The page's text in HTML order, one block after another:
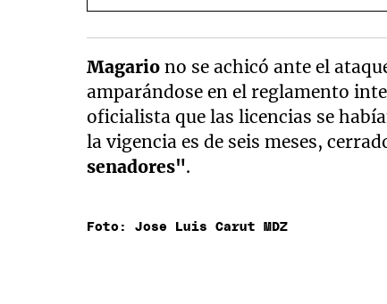
Magario no se achicó ante el
amparándose en el reglamento
oficialista que las licencias se
la vigencia es de seis meses,
senadores".
Foto: Jose Luis Carut MDZ